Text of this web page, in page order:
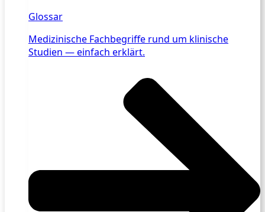
Glossar
Medizinische Fachbegriffe rund um klinische
Studien — einfach erklärt.